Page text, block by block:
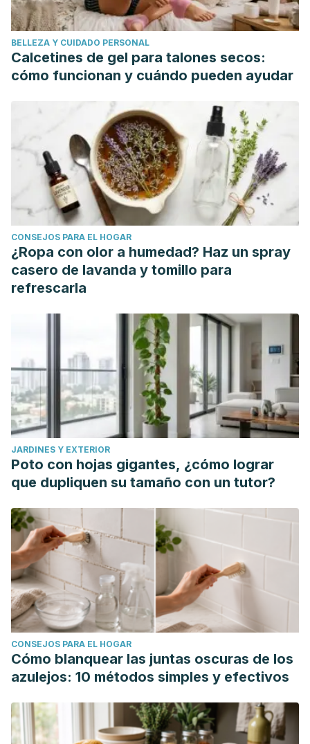
Tavakoli, A., & Sayadi, M. (2022). Efficacy of Ginger
Supplementation in Relieving Persistent Hypothyroid
Symptoms in Patients with Controlled Primary
Hypothyroidism: A Pilot Randomized, Double-Blind,
Placebo-Controlled Clinical Trial.
Evidence-Based
Complementary and Alternative Medicine, 2022
https://www.ncbi.nlm.nih.gov/pmc/articles/PMC8794674/
Farhangi, M. A., Dehghan, P., Tajmiri, S., & Abbasi, M. M.
(2016). The effects of Nigella sativa on thyroid function,
serum Vascular Endothelial Growth Factor (VEGF) - 1,
Nesfatin-1 and anthropometric features in patients with
Hashimoto's thyroiditis: a randomized controlled trial.
Complementary and Alternative Medicine,
https://www.ncbi.nlm.nih.gov/pmc/articles/PMC5112739/
Association for the Advancement of Restorative Medicine.
https://restorativemedicine.org/library/monographs/
Kania-Dobrowolska, M., & Baraniak, J. (2022). Dandelion
(Taraxacum officinale L.) as a Source of Biologically Active
Compounds Supporting the Therapy of Co-Existing
Diseases in Metabolic Syndrome.
Foods (Basel,
Switzerland),
11(18), 2858.
https://www.ncbi.nlm.nih.gov/pmc/articles/PMC9498421/
Kamal, H. I., Patel, K., Brdak, A., Heffernan, J., & Ahmad, N.
(2022). Ashwagandha as a Unique Cause of Thyrotoxicosis
Presenting With Supraventricular Tachycardia.
Cureus,
14(3), e23494.https://pubmed.ncbi.nlm.nih.gov/35475098/
Khairinisa, Miski Aghnia & Alfaqeeh, Mohammed & Patricia,
Vinda & Aghnia, Miski. (2023). Effects of Centella Asiatica
(L) Urb. on Cognitive Function in Hypothyroid Mice
Offspring. Pharmacology and Clinical Pharmacy Research,
8, 93-101.https://jurnal.unpad.ac.id/pcpr/article/view/48162
Orhan I. E. (2012). Centella asiatica (L.) Urban: From
Traditional Medicine to Modern Medicine with
Neuroprotective Potential.
Evidence-Based
Complementary and Alternative Medicine,
2012 , 946259.
https://www.ncbi.nlm.nih.gov/pmc/articles/PMC3359802
BELLEZA Y CUIDADO PERSONAL
Calcetines de gel para talones secos:
cómo funcionan y cuándo pueden ayudar
CONSEJOS PARA EL HOGAR
¿Ropa con olor a humedad? Haz un spray
casero de lavanda y tomillo para
refrescarla
JARDINES Y EXTERIOR
Poto con hojas gigantes, ¿cómo lograr
que dupliquen su tamaño con un tutor?
CONSEJOS PARA EL HOGAR
Cómo blanquear las juntas oscuras de los
azulejos: 10 métodos simples y efectivos